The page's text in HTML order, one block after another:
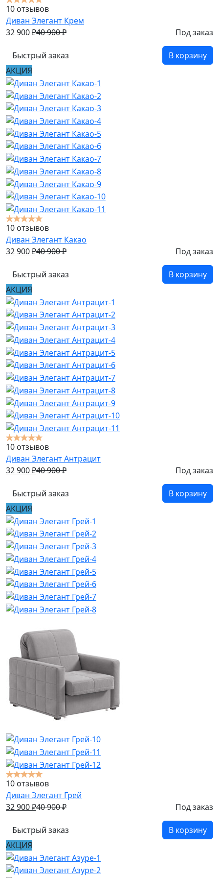
10 отзывов
Диван Элегант Крем
32 900₽40 900₽ Под заказ
Быстрый заказ
В корзину
АКЦИЯ
10 отзывов
Диван Элегант Какао
32 900₽40 900₽ Под заказ
Быстрый заказ
В корзину
АКЦИЯ
10 отзывов
Диван Элегант Антрацит
32 900₽40 900₽ Под заказ
Быстрый заказ
В корзину
АКЦИЯ
10 отзывов
Диван Элегант Грей
32 900₽40 900₽ Под заказ
Быстрый заказ
В корзину
АКЦИЯ